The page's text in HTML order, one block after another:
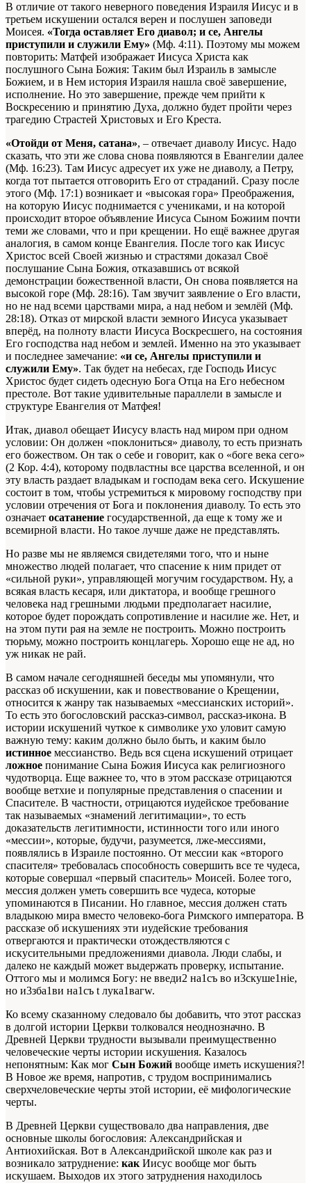
В отличие от такого неверного поведения Израиля Иисус и в
третьем искушении остался верен и послушен заповеди
Моисея. «Тогда оставляет Его диавол; и се, Ангелы
приступили и служили Ему» (Мф. 4:11). Поэтому мы можем
повторить: Матфей изображает Иисуса Христа как
послушного Сына Божия: Таким был Израиль в замысле
Божием, и в Нем история Израиля нашла своё завершение,
исполнение. Но это завершение, прежде чем прийти к
Воскресению и принятию Духа, должно будет пройти через
трагедию Страстей Христовых и Его Креста.
«Отойди от Меня, сатана», – отвечает диаволу Иисус. Надо
сказать, что эти же слова снова появляются в Евангелии далее
(Мф. 16:23). Там Иисус адресует их уже не диаволу, а Петру,
когда тот пытается отговорить Его от страданий. Сразу после
этого (Мф. 17:1) возникает и «высокая гора» Преображения,
на которую Иисус поднимается с учениками, и на которой
происходит второе объявление Иисуса Сыном Божиим почти
теми же словами, что и при крещении. Но ещё важнее другая
аналогия, в самом конце Евангелия. После того как Иисус
Христос всей Своей жизнью и страстями доказал Своё
послушание Сына Божия, отказавшись от всякой
демонстрации божественной власти, Он снова появляется на
высокой горе (Мф. 28:16). Там звучит заявление о Его власти,
но не над всеми царствами мира, а над небом и землёй (Мф.
28:18). Отказ от мирской власти земного Иисуса указывает
вперёд, на полноту власти Иисуса Воскресшего, на состояния
Его господства над небом и землей. Именно на это указывает
и последнее замечание: «и се, Ангелы приступили и
служили Ему». Так будет на небесах, где Господь Иисус
Христос будет сидеть одесную Бога Отца на Его небесном
престоле. Вот такие удивительные параллели в замысле и
структуре Евангелия от Матфея!
Итак, диавол обещает Иисусу власть над миром при одном
условии: Он должен «поклониться» диаволу, то есть признать
его божеством. Он так о себе и говорит, как о «боге века сего»
(2 Кор. 4:4), которому подвластны все царства вселенной, и он
эту власть раздает владыкам и господам века сего. Искушение
состоит в том, чтобы устремиться к мировому господству при
условии отречения от Бога и поклонения диаволу. То есть это
означает осатанение государственной, да еще к тому же и
всемирной власти. Но такое лучше даже не представлять.
Но разве мы не являемся свидетелями того, что и ныне
множество людей полагает, что спасение к ним придет от
«сильной руки», управляющей могучим государством. Ну, а
всякая власть кесаря, или диктатора, и вообще грешного
человека над грешными людьми предполагает насилие,
которое будет порождать сопротивление и насилие же. Нет, и
на этом пути рая на земле не построить. Можно построить
тюрьму, можно построить концлагерь. Хорошо еще не ад, но
уж никак не рай.
В самом начале сегодняшней беседы мы упомянули, что
рассказ об искушении, как и повествование о Крещении,
относится к жанру так называемых «мессианских историй».
То есть это богословский рассказ-символ, рассказ-икона. В
истории искушений чуткое к символике ухо уловит самую
важную тему: каким должно было быть, и каким было
истинное мессианство. Ведь вся сцена искушений отрицает
ложное понимание Сына Божия Иисуса как религиозного
чудотворца. Еще важнее то, что в этом рассказе отрицаются
вообще ветхие и популярные представления о спасении и
Спасителе. В частности, отрицаются иудейское требование
так называемых «знамений легитимации», то есть
доказательств легитимности, истинности того или иного
«мессии», которые, будучи, разумеется, лже-мессиями,
появлялись в Израиле постоянно. От мессии как «второго
спасителя» требовалась способность совершить все те чудеса,
которые совершал «первый спаситель» Моисей. Более того,
мессия должен уметь совершить все чудеса, которые
упоминаются в Писании. Но главное, мессия должен стать
владыкою мира вместо человеко-бога Римского императора. В
рассказе об искушениях эти иудейские требования
отвергаются и практически отождествляются с
искусительными предложениями диавола. Люди слабы, и
далеко не каждый может выдержать проверку, испытание.
Оттого мы и молимся Богу: не введи2 на1съ во и3скуше1нiе,
но и3зба1ви на1съ t лука1вагw.
Ко всему сказанному следовало бы добавить, что этот рассказ
в долгой истории Церкви толковался неоднозначно. В
Древней Церкви трудности вызывали преимущественно
человеческие черты истории искушения. Казалось
непонятным: Как мог Сын Божий вообще иметь искушения?!
В Новое же время, напротив, с трудом воспринимались
сверхчеловеческие черты этой истории, её мифологические
черты.
В Древней Церкви существовало два направления, две
основные школы богословия: Александрийская и
Антиохийская. Вот в Александрийской школе как раз и
возникало затруднение: как Иисус вообще мог быть
искушаем. Выходов их этого затруднения находилось